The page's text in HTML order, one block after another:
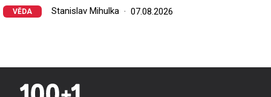
VĚDA Stanislav Mihulka 07.08.2026